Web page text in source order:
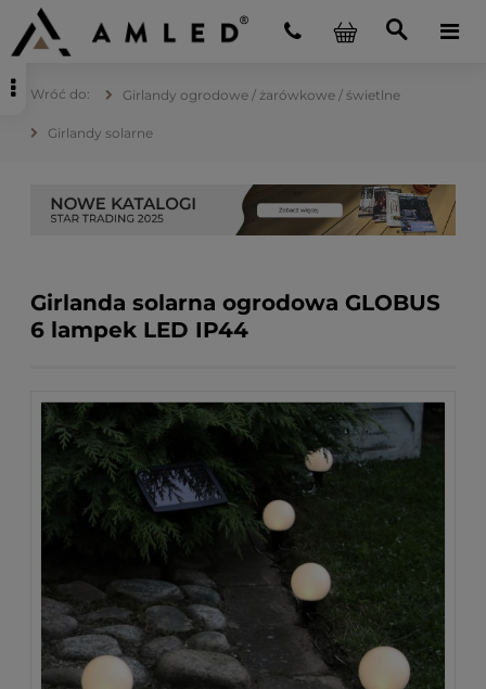
Girlandy ogrodowe / żarówkowe / świetlne
Girlandy solarne
Girlanda solarna ogrodowa GLOBUS
6 lampek LED IP44